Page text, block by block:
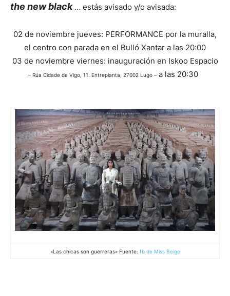
the new black… estás avisado y/o avisada:
02 de noviembre jueves: PERFORMANCE por la muralla,
el centro con parada en el Bulló Xantar a las 20:00
03 de noviembre viernes: inauguración en Iskoo Espacio
– Rúa Cidade de Vigo, 11. Entreplanta, 27002 Lugo –a las 20:30
«Las chicas son guerreras» Fuente: fb de Miss Beige